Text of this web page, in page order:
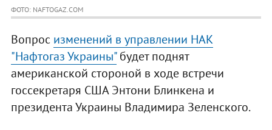
ФОТО: NAFTOGAZ.COM
Вопрос изменений в управлении НАК
"Нафтогаз Украины"будет поднят
американской стороной в ходе встречи
госсекретаря США Энтони Блинкена и
президента Украины Владимира Зеленского.